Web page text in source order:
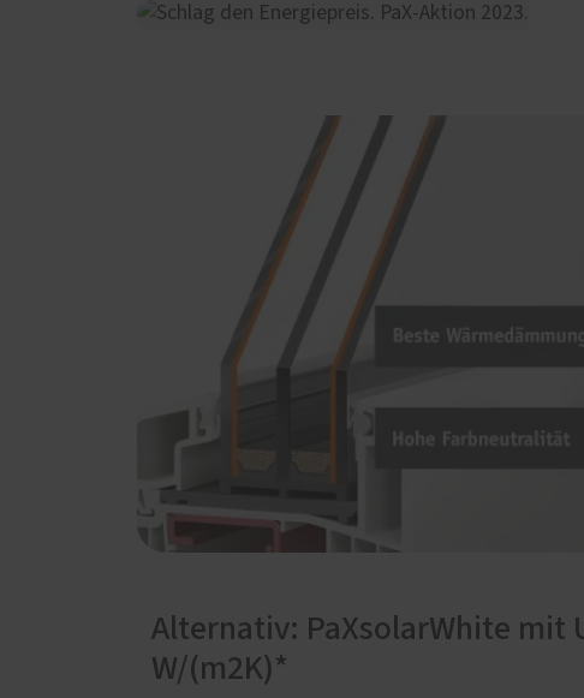
Alternativ: PaXsolarWhite mit
W/(m2K)*